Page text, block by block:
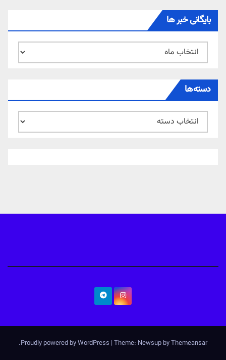
بایگانی خبر ها
بایگانی
خبر
ها
دسته‌ها
دسته‌ها
Proudly powered by WordPress | Theme: Newsup byThemeansar
.